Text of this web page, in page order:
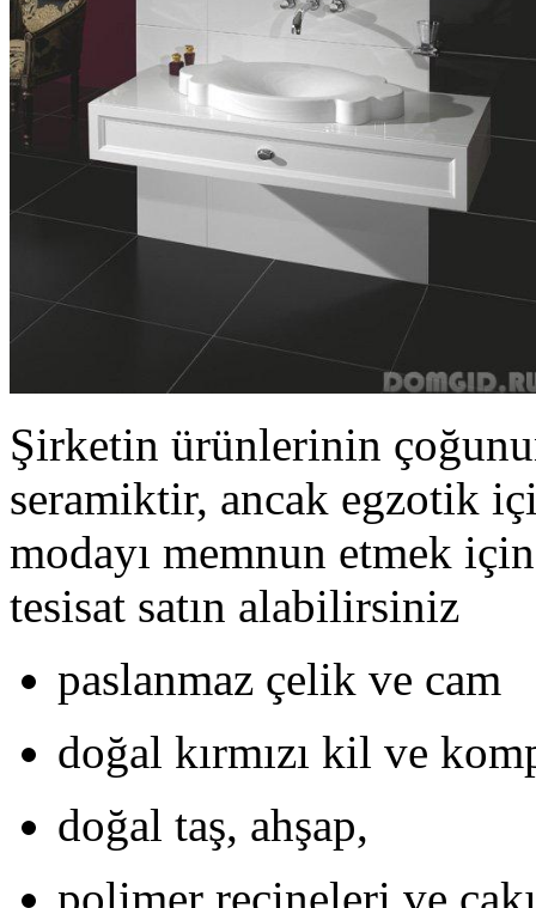
Şirketin ürünlerinin
seramiktir, ancak egzotik
modayı memnun etmek
tesisat satın alabilirsiniz
paslanmaz çelik ve cam
doğal kırmızı kil ve
doğal taş, ahşap,